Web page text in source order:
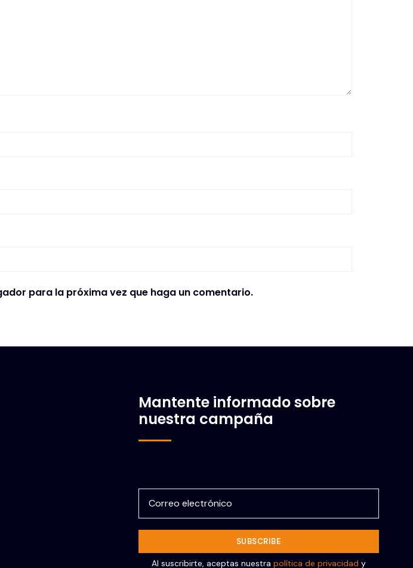
para la próxima vez que haga un comentario.
Mantente informado sobre
nuestra campaña
Al suscribirte, aceptas nuestra política de privacidad y